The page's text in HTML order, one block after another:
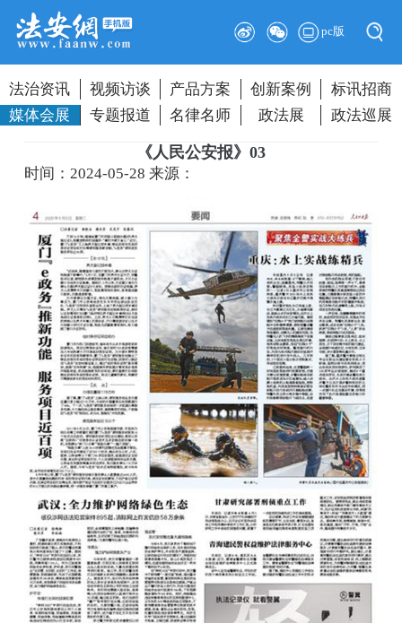
pc版
法治资讯 视频访谈 产品方案 创新案例
标讯招商
媒体会展
专题报道 名律名师 政法展 政法巡展
《人民公安报》03
时间：2024-05-28来源：